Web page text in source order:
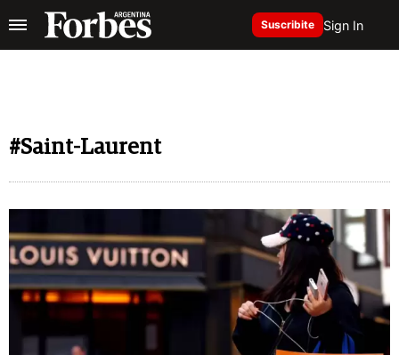
Suscribite Sign In
#Saint-Laurent